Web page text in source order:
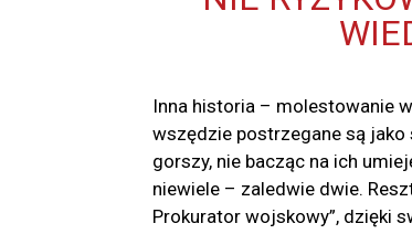
Inna historia – molestowanie
wszędzie postrzegane są jako
gorszy, nie bacząc na ich
niewiele – zaledwie dwie.
Prokurator wojskowy”, dzięki